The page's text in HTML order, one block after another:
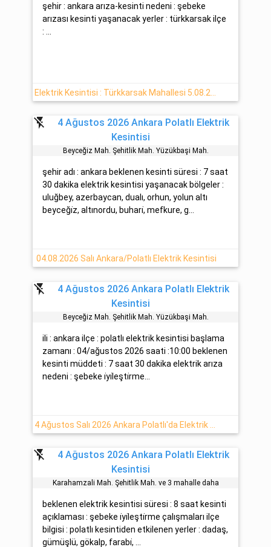
şehir : ankara arıza-kesinti nedeni : şebeke
arızası kesinti yaşanacak yerler : türkkarsak ilçe
: ...
flash_off
4 Ağustos 2026 Ankara Polatlı Elektrik
Kesintisi
Beyceği̇z Mah. Şehi̇tli̇k Mah. Yüzükbaşi Mah.
şehir adı : ankara beklenen kesinti süresi : 7 saat
30 dakika elektrik kesintisi yaşanacak bölgeler :
uluğbey, azerbaycan, dualı, orhun, yolun altı
beyceği̇z, altınordu, buhari̇, mefkure, g...
04.08.2026 Salı Ankara/Polatlı Elektrik Kesintisi
flash_off
4 Ağustos 2026 Ankara Polatlı Elektrik
Kesintisi
Beyceği̇z Mah. Şehi̇tli̇k Mah. Yüzükbaşi Mah.
ili : ankara ilçe : polatlı elektrik kesintisi başlama
zamanı : 04/ağustos 2026 saati :10:00 beklenen
kesinti müddeti : 7 saat 30 dakika elektrik arıza
nedeni : şebeke i̇yi̇leşti̇rme...
flash_off
4 Ağustos 2026 Ankara Polatlı Elektrik
Kesintisi
Karahamzali Mah. Şehi̇tli̇k Mah. ve 3 mahalle daha
beklenen elektrik kesintisi süresi : 8 saat kesinti
açıklaması : şebeke i̇yi̇leşti̇rme çalışmaları ilçe
bilgisi : polatlı kesintiden etkilenen yerler : dadaş,
gümüşlü, gökalp, farabi̇, ...